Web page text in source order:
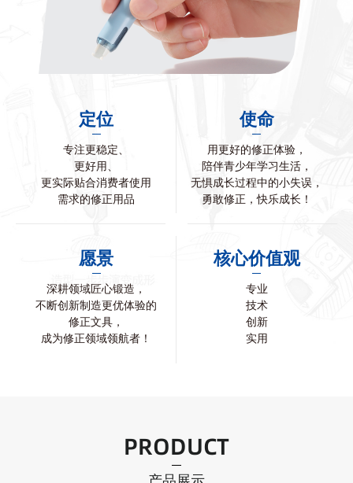
定位
专注更稳定、
更好用、
更实际贴合消费者使用
需求的修正用品
使命
用更好的修正体验，
陪伴青少年学习生活，
无惧成长过程中的小失误，
勇敢修正，快乐成长！
愿景
深耕领域匠心锻造，
不断创新制造更优体验的
修正文具，
成为修正领域领航者！
核心价值观
专业
技术
创新
实用
PRODUCT